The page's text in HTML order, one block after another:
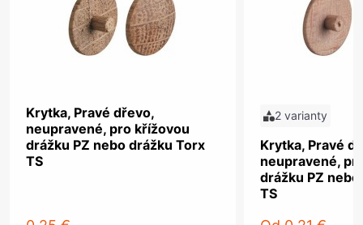
Krytka, Pravé dřevo,
neupravené, pro křížovou
drážku PZ nebo drážku Torx
TS
2 varianty
Krytka, Pravé
neupravené,
drážku PZ
TS